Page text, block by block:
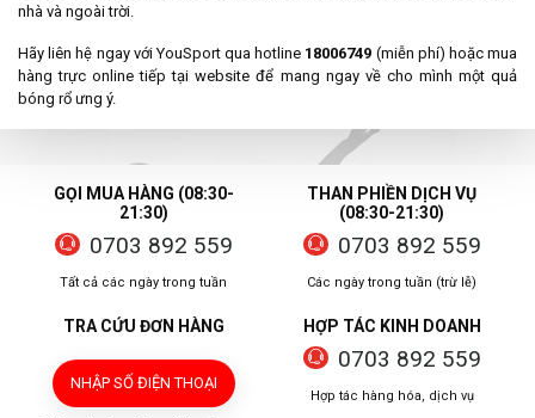
nhà và ngoài trời.
Hãy liên hệ ngay với YouSport qua hotline 18006749 (miễn phí) hoặc mua
hàng trực online tiếp tại website để mang ngay về cho mình một quả
bóng rổ ưng ý.
GỌI MUA HÀNG (08:30-
21:30)
0703 892 559
Tất cả các ngày trong tuần
THAN PHIỀN DỊCH VỤ
(08:30-21:30)
0703 892 559
Các ngày trong tuần (trừ lễ)
TRA CỨU ĐƠN HÀNG
NHẬP SỐ ĐIỆN THOẠI
HỢP TÁC KINH DOANH
0703 892 559
Hợp tác hàng hóa, dịch vụ